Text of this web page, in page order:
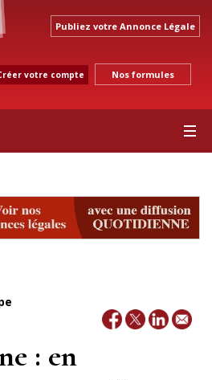
Publiez votre Annonce Légale
votre compte Nos formules
: en